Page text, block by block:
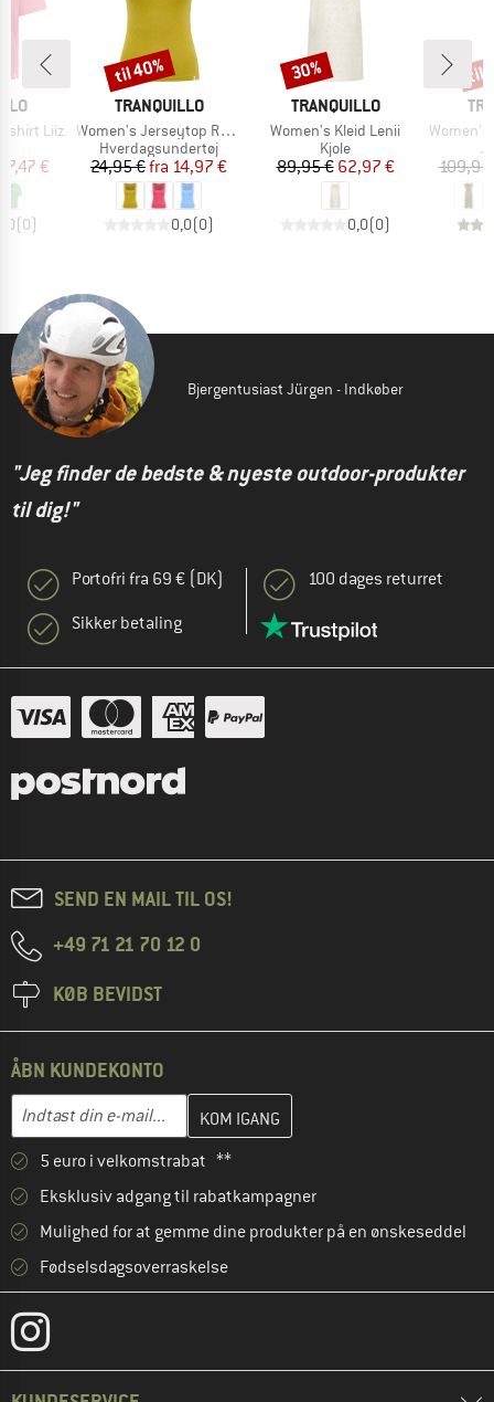
Liiz
pris
27,47 €
(0)
MÆRKE
TRANQUILLO
Artikel
Women's Jerseytop Rosaa
Produktgruppe
Hverdagsundertøj
Pris
24,95 € Nedsat pris
fra 14,97 €
0,0(0)
Rabat
til 40%
MÆRKE
TRANQUILLO
Artikel
Women's Kleid Lenii
Produktgruppe
Kjole
Pris
89,95 €Nedsat pris
62,97 €
0,0(0)
Rabat
30%
Artikel
Women's
109,95
til
Bjergentusiast Jürgen - Indkøber
"Jeg finder de bedste & nyeste outdoor-produkter
til dig!"
Portofri fra 69 € (DK)
Sikker betaling
100 dages returret
SEND EN MAIL TIL OS!
+49 71 21 70 12 0
KØB BEVIDST
ÅBN KUNDEKONTO
E-mail-adresse
Indtast din e-mailadresse her, og opret i næste trin din
5 euro i velkomstrabat **
Eksklusiv adgang til rabatkampagner
Mulighed for at gemme dine produkter på en ønskeseddel
Fødselsdagsoverraskelse